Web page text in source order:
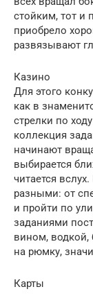
стойким, тот и
приобрело
развязывают
Казино
Для этого
как в
стрелки по
коллекция
начинают
выбирается
читается
разными: от
и пройти по
заданиями
вином, водкой,
на рюмку,
Карты